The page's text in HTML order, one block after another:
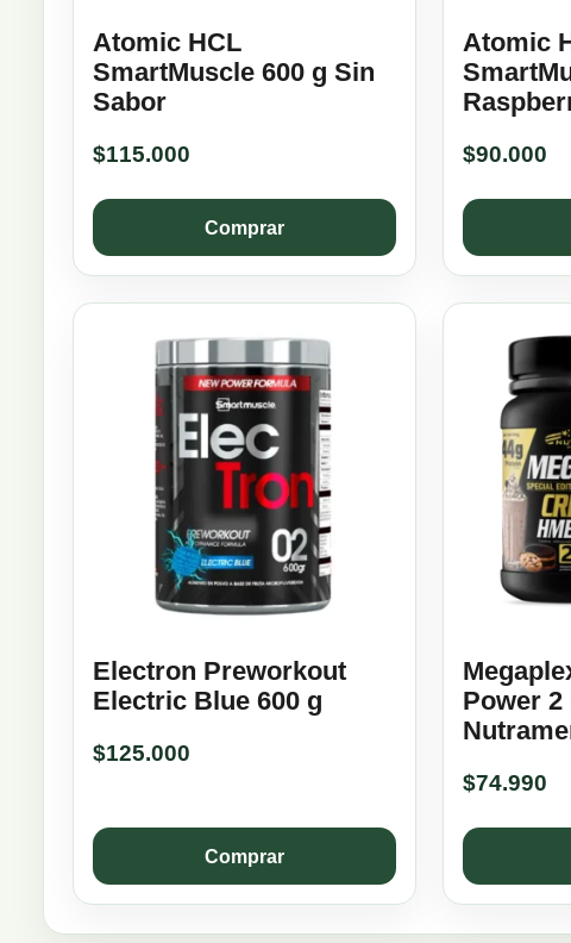
Atomic HCL
SmartMuscle 600 g Sin
Sabor
$115.000
Comprar
Atomic
$90.000
Electron Preworkout
Electric Blue 600 g
$125.000
Comprar
Power
$74.990